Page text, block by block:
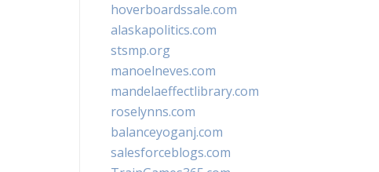
hoverboardssale.com
alaskapolitics.com
stsmp.org
manoelneves.com
mandelaeffectlibrary.com
roselynns.com
balanceyoganj.com
salesforceblogs.com